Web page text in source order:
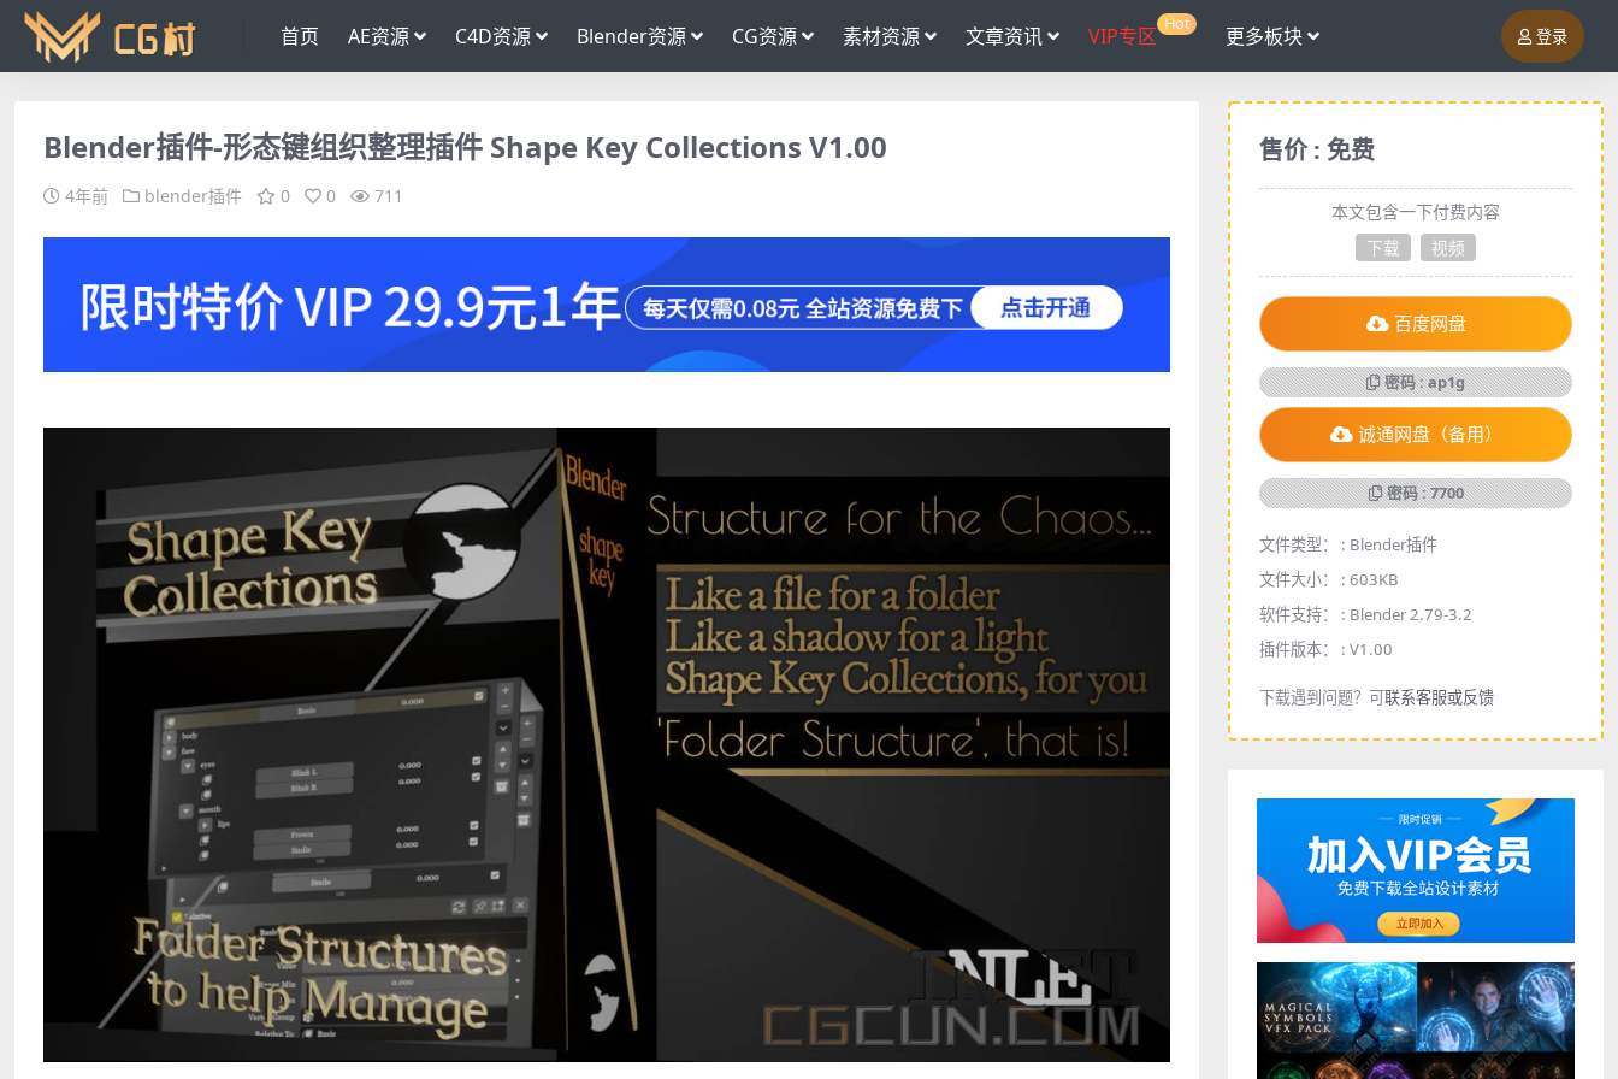
首页 AE资源 C4D资源 Blender资源 CG资源 素材资源 文章资讯 VIP专区 Hot 更多板块 登录
Blender插件-形态键组织整理插件 Shape Key Collections V1.00
4年前 blender插件 0 0 711
售价 : 免费
本文包含一下付费内容
下载
视频
百度网盘
密码 : ap1g
诚通网盘（备用）
密码 : 7700
文件类型： : Blender插件
文件大小： : 603KB
软件支持： : Blender 2.79-3.2
插件版本： : V1.00
下载遇到问题？可联系客服或反馈